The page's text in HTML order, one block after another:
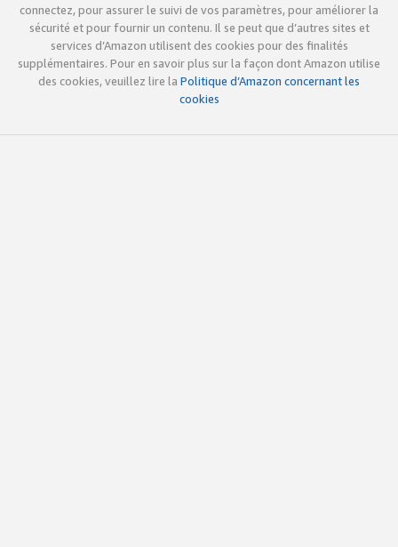
connectez, pour assurer le suivi de vos paramètres, pour améliorer la
sécurité et pour fournir un contenu. Il se peut que d’autres sites et
services d’Amazon utilisent des cookies pour des finalités
supplémentaires. Pour en savoir plus sur la façon dont Amazon utilise
des cookies, veuillez lire la Politique d’Amazon concernant les
cookies